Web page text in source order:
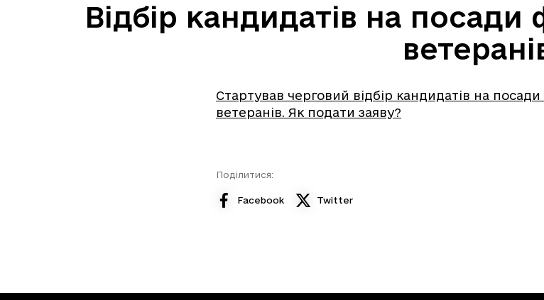
Відбір кандидатів на посади
Стартував черговий відбір кандидатів на посади
ветеранів. Як подати заяву?
Поділитися:
Facebook Twitter